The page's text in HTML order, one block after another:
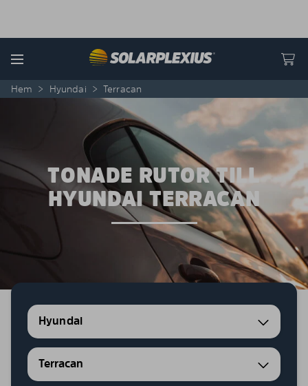
Menu
Hem > Hyundai > Terracan
TONADE RUTOR TILL
HYUNDAI TERRACAN
Hyundai
Terracan